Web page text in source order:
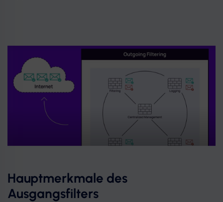
Hauptmerkmale des
Ausgangsfilters